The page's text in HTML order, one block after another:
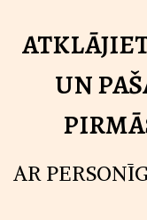
UN
AR